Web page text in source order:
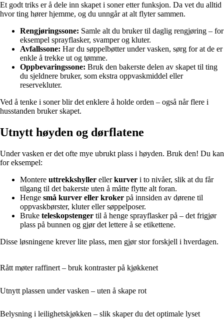
Et godt triks er å dele inn skapet i soner etter funksjon. Da vet du alltid
hvor ting hører hjemme, og du unngår at alt flyter sammen.
Rengjøringssone: Samle alt du bruker til daglig rengjøring – for
eksempel sprayflasker, svamper og kluter.
Avfallssone: Har du søppelbøtter under vasken, sørg for at de er
enkle å trekke ut og tømme.
Oppbevaringssone: Bruk den bakerste delen av skapet til ting
du sjeldnere bruker, som ekstra oppvaskmiddel eller
reservekluter.
Ved å tenke i soner blir det enklere å holde orden – også når flere i
husstanden bruker skapet.
Utnytt høyden og dørflatene
Under vasken er det ofte mye ubrukt plass i høyden. Bruk den! Du kan
for eksempel:
Montere uttrekkshyller ellerkurver i to nivåer, slik at du får
tilgang til det bakerste uten å måtte flytte alt foran.
Henge små kurver eller kroker på innsiden av dørene til
oppvaskbørster, kluter eller søppelposer.
Bruke teleskopstenger til å henge sprayflasker på – det frigjør
plass på bunnen og gjør det lettere å se etikettene.
Disse løsningene krever lite plass, men gjør stor forskjell i hverdagen.
Rått møter raffinert – bruk kontraster på kjøkkenet
Utnytt plassen under vasken – uten å skape rot
Belysning i leilighetskjøkken – slik skaper du det optimale lyset